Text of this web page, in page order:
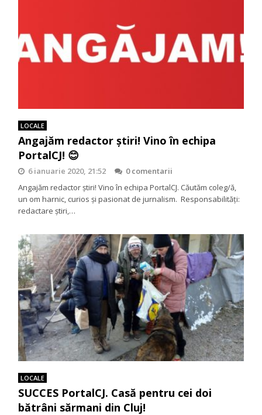
LOCALE
Angajăm redactor știri! Vino în echipa
PortalCJ! 😊
6 ianuarie 2020, 21:52
0 comentarii
Angajăm redactor știri! Vino în echipa PortalCJ. Căutăm coleg/ă,
un om harnic, curios și pasionat de jurnalism. Responsabilităţi:
redactare ştiri,…
LOCALE
SUCCES PortalCJ. Casă pentru cei doi
bătrâni sărmani din Cluj!